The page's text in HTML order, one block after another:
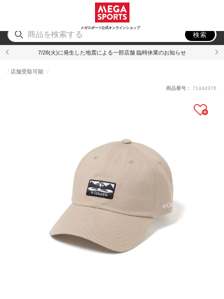
メガスポーツ公式オンラインショップ
アウトドア
検索
7/28(火)に発生した地震による一部店舗 臨時休業のお知らせ
店舗受取可能
商品番号： 71444376